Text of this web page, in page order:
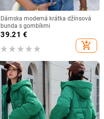
Dámska moderná krátka džínsová
bunda s gombíkmi
39.21 €
add_shopping_cart